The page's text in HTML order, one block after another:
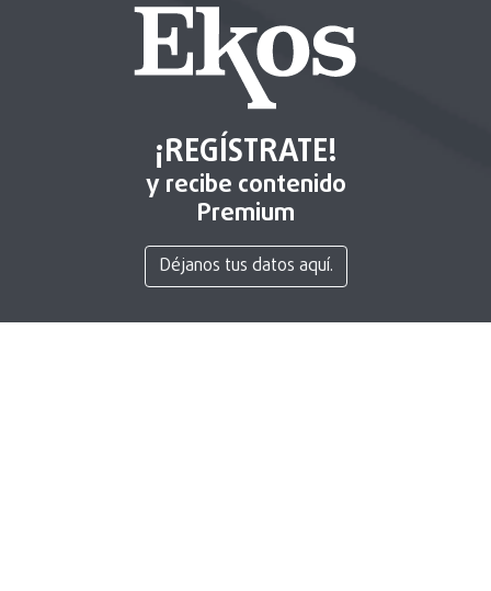
¡REGÍSTRATE!
y recibe contenido
Premium
Déjanos tus datos aquí.